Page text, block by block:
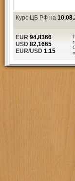
Курс ЦБ РФ на
EUR 94,8366
USD 82,1665
EUR/USD 1.15